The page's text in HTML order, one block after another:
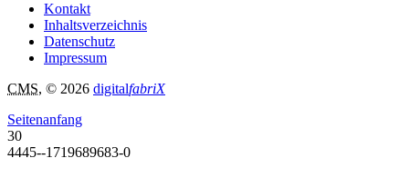
Kontakt
Inhaltsverzeichnis
Datenschutz
Impressum
CMS, © 2026 digitalfabriX
Seitenanfang
30
4445--1719689683-0